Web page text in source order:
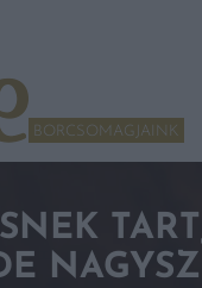
BORCSOMAGJAINK